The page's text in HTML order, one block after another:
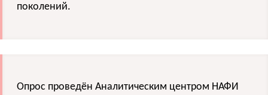
поколений.
Опрос проведён Аналитическим центром НАФИ